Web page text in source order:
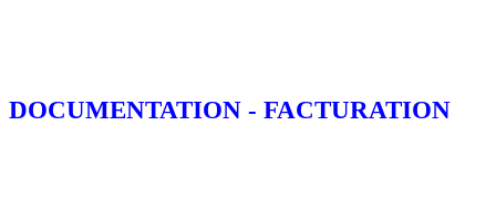
DOCUMENTATION - FACTURATION